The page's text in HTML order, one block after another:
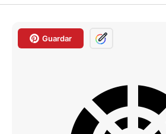
Guardar